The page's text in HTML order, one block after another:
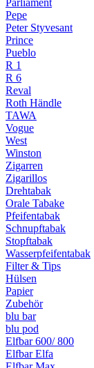
Parliament
Pepe
Peter Styvesant
Prince
Pueblo
R 1
R 6
Reval
Roth Händle
TAWA
Vogue
West
Winston
Zigarren
Zigarillos
Drehtabak
Orale Tabake
Pfeifentabak
Schnupftabak
Stopftabak
Wasserpfeifentabak
Filter & Tips
Hülsen
Papier
Zubehör
blu bar
blu pod
Elfbar 600/ 800
Elfbar Elfa